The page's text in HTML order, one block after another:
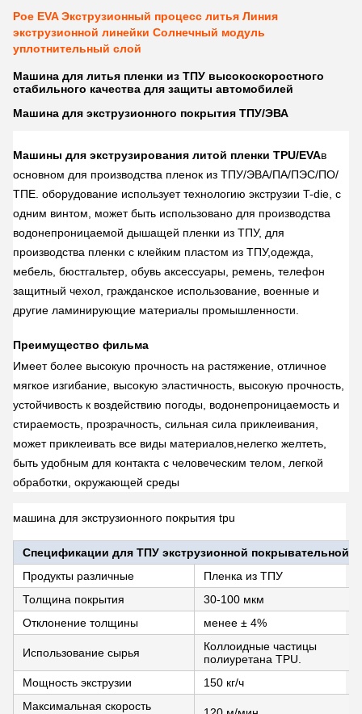
Poe EVA Экструзионный процесс литья Линия
экструзионной линейки Солнечный модуль
уплотнительный слой
Машина для литья пленки из ТПУ высокоскоростного
стабильного качества для защиты автомобилей
Машина для экструзионного покрытия ТПУ/ЭВА
Машины для экструзирования литой пленки TPU/EVAв
основном для производства пленок из ТПУ/ЭВА/ПА/ПЭС/ПО/
ТПЕ. оборудование использует технологию экструзии T-die, с
одним винтом, может быть использовано для производства
водонепроницаемой дышащей пленки из ТПУ, для
производства пленки с клейким пластом из ТПУ,одежда,
мебель, бюстгальтер, обувь аксессуары, ремень, телефон
защитный чехол, гражданское использование, военные и
другие ламинирующие материалы промышленности.
Преимущество фильма
Имеет более высокую прочность на растяжение, отличное
мягкое изгибание, высокую эластичность, высокую прочность,
устойчивость к воздействию погоды, водонепроницаемость и
стираемость, прозрачность, сильная сила приклеивания,
может приклеивать все виды материалов,нелегко желтеть,
быть удобным для контакта с человеческим телом, легкой
обработки, окружающей среды
машина для экструзионного покрытия tpu
Спецификации для ТПУ экструзионной покрывательной
Продукты различные
Пленка из ТПУ
Толщина покрытия
30-100 мкм
Отклонение толщины
менее ± 4%
Использование сырья
Коллоидные частицы
полиуретана TPU.
Мощность экструзии
150 кг/ч
Максимальная скорость